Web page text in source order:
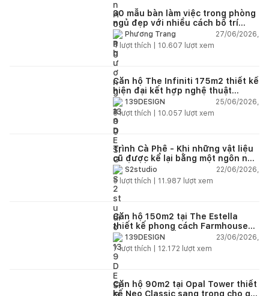
30 mẫu bàn làm việc trong phòng
ngủ đẹp với nhiều cách bố trí
thông minh cho mọi diện tích
Phương Trang
27/06/2026,
4 lượt thích | 10.607 lượt xem
Căn hộ The Infiniti 175m2 thiết kế
hiện đại kết hợp nghệ thuật
Modern Art đầy cảm xúc
139DESIGN
25/06/2026,
6lượt thích | 10.057 lượt xem
Trình Cà Phê - Khi những vật liệu
cũ được kể lại bằng một ngôn ngữ
thiết kế mới
S2studio
22/06/2026,
5 lượt thích | 11.987 lượt xem
Căn hộ 150m2 tại The Estella
thiết kế phong cách Farmhouse
thanh lịch và ấm áp
139DESIGN
23/06/2026,
7lượt thích | 12.172 lượt xem
Căn hộ 90m2 tại Opal Tower thiết
kế Neo Classic sang trọng cho gia